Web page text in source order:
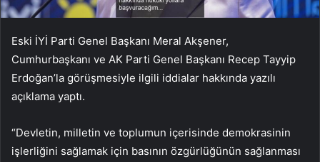
Eski İYİ Parti Genel Başkanı Meral Akşener,
Cumhurbaşkanı ve AK Parti Genel Başkanı Recep Tayyip
Erdoğan’la görüşmesiyle ilgili iddialar hakkında yazılı
açıklama yaptı.
“Devletin, milletin ve toplumun içerisinde demokrasinin
işlerliğini sağlamak için basının özgürlüğünün sağlanması